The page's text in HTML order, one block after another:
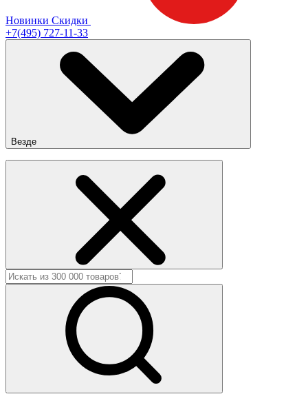
Новинки Скидки
+7(495) 727-11-33
Везде